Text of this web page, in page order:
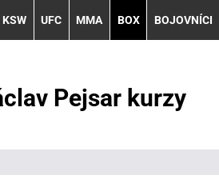
KSW UFC MMA BOX BOJOVNÍCI
Pejsar kurzy